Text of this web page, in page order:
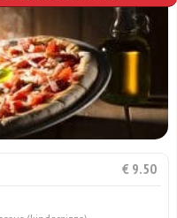
€ 9.50